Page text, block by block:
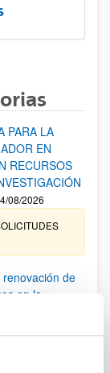
PARA LA
EN
RECURSOS
08/2026
de
en la